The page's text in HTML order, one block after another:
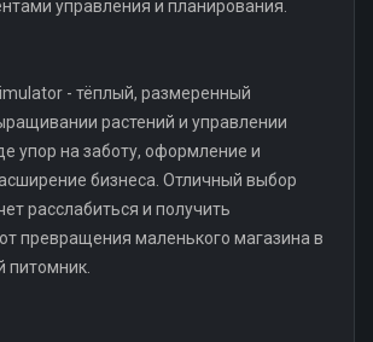
управления и планирования.
- тёплый, размеренный
растений и управлении
упор на заботу, оформление и
бизнеса. Отличный выбор
расслабиться и получить
превращения маленького магазина в